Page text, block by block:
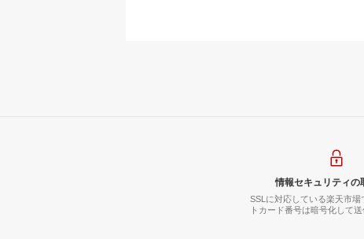
情報セキュリティの
SSLに対応している楽天市場
トカード番号は暗号化して送